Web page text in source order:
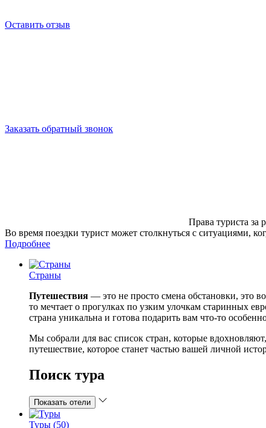
Оставить отзыв
Заказать обратный звонок
Права туриста за
Во время поездки турист может столкнуться с ситуациями,
Подробнее
Страны
Путешествия — это не просто смена обстановки, это
то мечтает о прогулках по узким улочкам старинных
страна уникальна и готова подарить вам что-то
Мы собрали для вас список стран, которые
путешествие, которое станет частью вашей личной
Поиск тура
Показать отели
Туры (50)